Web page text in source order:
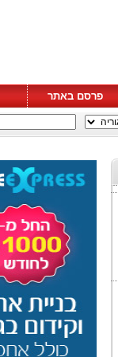
פרסם באתר